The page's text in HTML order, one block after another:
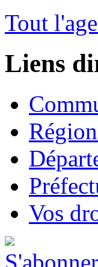
Tout
Liens
Vos